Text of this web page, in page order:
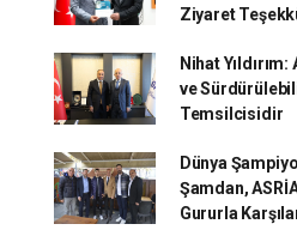
Ziyaret
Nihat
ve
Temsilcisidir
Dünya
Şamdan,
Gururla